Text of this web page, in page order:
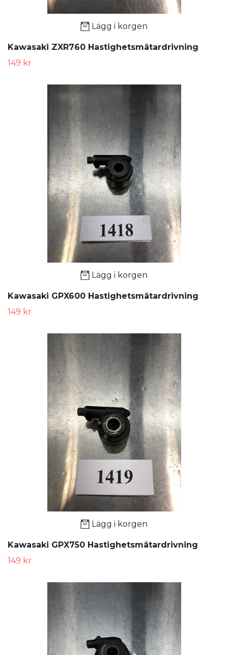
Lägg i korgen
Kawasaki ZXR760 Hastighetsmätardrivning
149 kr
Lägg i korgen
Kawasaki GPX600 Hastighetsmätardrivning
149 kr
Lägg i korgen
Kawasaki GPX750 Hastighetsmätardrivning
149 kr